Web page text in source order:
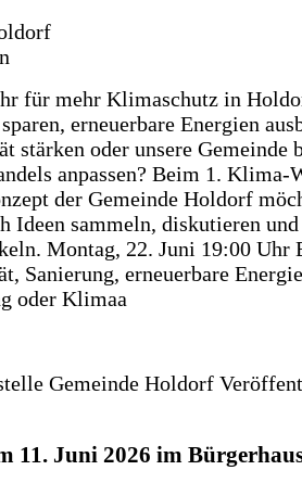
für mehr Klimaschutz in
erneuerbare Energien
stärken oder unsere Gemeinde
anpassen? Beim 1. Klima-
der Gemeinde Holdorf
Ideen sammeln, diskutieren
Montag, 22. Juni 19:00 Uhr
Sanierung, erneuerbare
oder Klimaa
Gemeinde Holdorf
11. Juni 2026 im